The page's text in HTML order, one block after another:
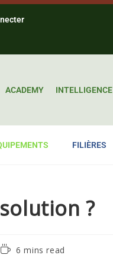
ACADEMY INTELLIGENCE
FILIÈRES
?
6 mins read